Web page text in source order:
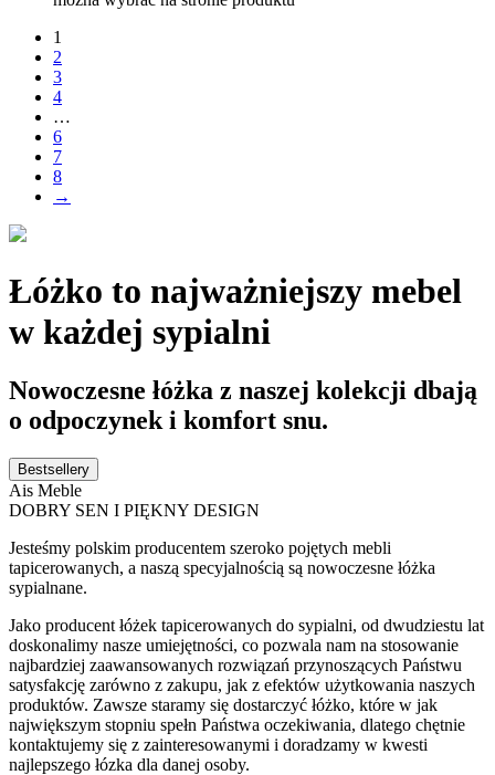
1
2
3
4
…
6
7
8
→
Łóżko to najważniejszy mebel
w każdej sypialni
Nowoczesne łóżka z naszej kolekcji dbają
o odpoczynek i komfort snu.
Bestsellery
Ais Meble
DOBRY SEN I PIĘKNY DESIGN
Jesteśmy polskim producentem szeroko pojętych mebli
tapicerowanych, a naszą specyjalnością są nowoczesne łóżka
sypialnane.
Jako producent łóżek tapicerowanych do sypialni, od dwudziestu lat
doskonalimy nasze umiejętności, co pozwala nam na stosowanie
najbardziej zaawansowanych rozwiązań przynoszących Państwu
satysfakcję zarówno z zakupu, jak z efektów użytkowania naszych
produktów. Zawsze staramy się dostarczyć łóżko, które w jak
największym stopniu spełn Państwa oczekiwania, dlatego chętnie
kontaktujemy się z zainteresowanymi i doradzamy w kwesti
najlepszego łózka dla danej osoby.